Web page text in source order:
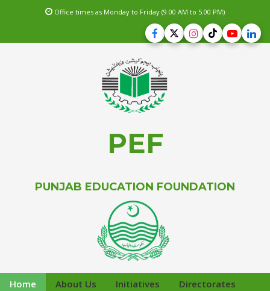
Office times as Monday to Friday (9.00 AM to 5.00 PM)
PEF
PUNJAB EDUCATION FOUNDATION
Home About Us Initiatives
Directorates